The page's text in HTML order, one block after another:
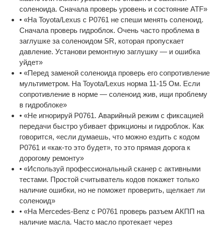
соленоида. Сначала проверь уровень и состояние ATF»
• «На Toyota/Lexus с P0761 не спеши менять соленоид.
Сначала проверь гидроблок. Очень часто проблема в
заглушке за соленоидом SR, которая пропускает
давление. Установи ремонтную заглушку — и ошибка
уйдет»
• «Перед заменой соленоида проверь его сопротивление
мультиметром. На Toyota/Lexus норма 11-15 Ом. Если
сопротивление в норме — соленоид жив, ищи проблему
в гидроблоке»
• «Не игнорируй P0761. Аварийный режим с фиксацией
передачи быстро убивает фрикционы и гидроблок. Как
говорится, «если думаешь, что можно ездить с кодом
P0761 и «как-то это будет», то это прямая дорога к
дорогому ремонту»
• «Используй профессиональный сканер с активными
тестами. Простой считыватель кодов покажет только
наличие ошибки, но не поможет проверить, щелкает ли
соленоид»
• «На Mercedes-Benz с P0761 проверь разъем АКПП на
наличие масла. Часто масло протекает через